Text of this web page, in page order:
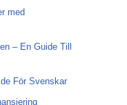
med
– En Guide Till
För Svenskar